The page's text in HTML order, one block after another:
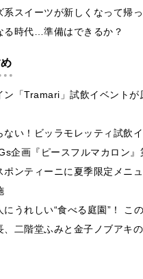
系スイーツが新しくなって帰
る時代…準備はできるか？
ン「Tramari」試飲イベント
ない！ビッラモレッティ試飲
企画『ピースフルマカロン
ポンティーニに夏季限定メニ
うれしい“食べる庭園”！ こ
、二階堂ふみと金子ノブアキ